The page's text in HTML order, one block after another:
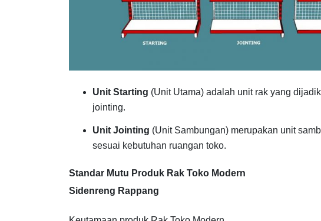
Unit Starting (Unit Utama) adalah unit rak yang
jointing.
Unit Jointing (Unit Sambungan) merupakan unit
sesuai kebutuhan ruangan toko.
Standar Mutu Produk Rak Toko Modern
Sidenreng Rappang